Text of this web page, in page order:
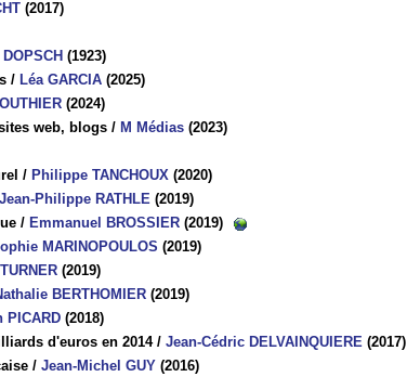
(2017)
(1923)
/ Léa GARCIA (2025)
(2024)
web, blogs / M Médias (2023)
/ Philippe TANCHOUX (2020)
Jean-Philippe RATHLE (2019)
/ Emmanuel BROSSIER (2019)
MARINOPOULOS (2019)
(2019)
BERTHOMIER (2019)
PICARD (2018)
d'euros en 2014/Jean-Cédric DELVAINQUIERE (2017)
/Jean-Michel GUY (2016)